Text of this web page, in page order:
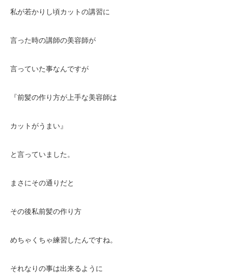
私が若かりし頃カットの講習に
言った時の講師の美容師が
言っていた事なんですが
『前髪の作り方が上手な美容師は
カットがうまい』
と言っていました。
まさにその通りだと
その後私前髪の作り方
めちゃくちゃ練習したんですね。
それなりの事は出来るように